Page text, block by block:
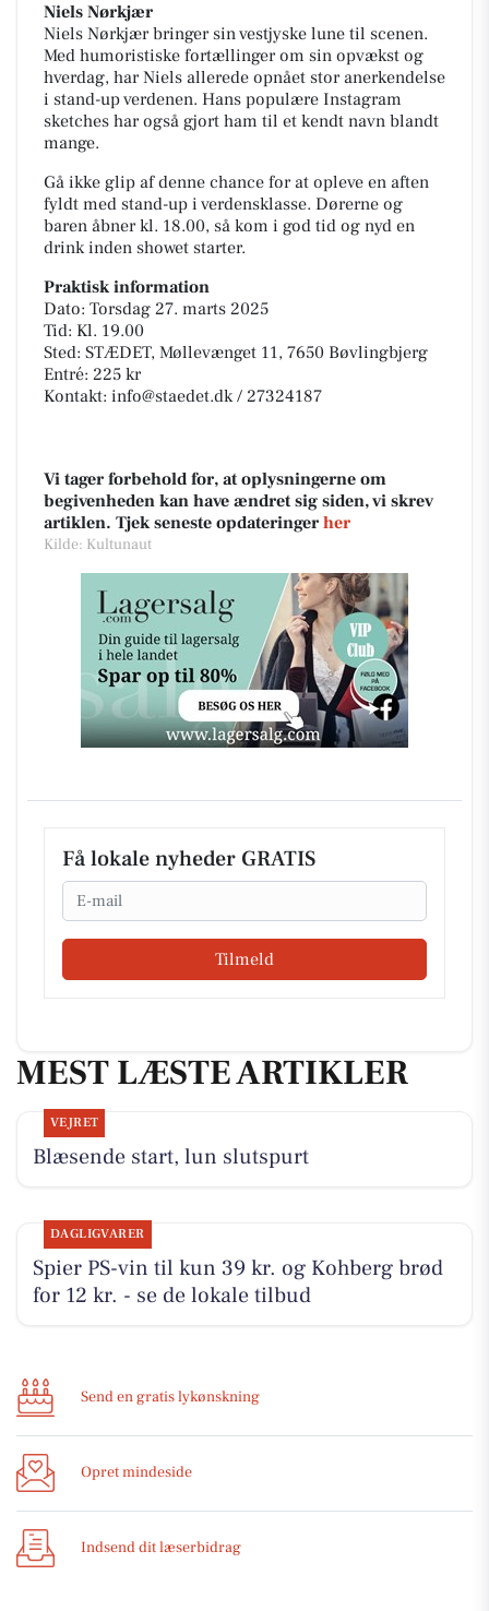
Niels Nørkjær
Niels Nørkjær bringer sin vestjyske lune til scenen.
Med humoristiske fortællinger om sin opvækst og
hverdag, har Niels allerede opnået stor anerkendelse
i stand-up verdenen. Hans populære Instagram
sketches har også gjort ham til et kendt navn blandt
mange.
Gå ikke glip af denne chance for at opleve en aften
fyldt med stand-up i verdensklasse. Dørerne og
baren åbner kl. 18.00, så kom i god tid og nyd en
drink inden showet starter.
Praktisk information
Dato: Torsdag 27. marts 2025
Tid: Kl. 19.00
Sted: STÆDET, Møllevænget 11, 7650 Bøvlingbjerg
Entré: 225 kr
Kontakt: info@staedet.dk / 27324187
Vi tager forbehold for, at oplysningerne om
begivenheden kan have ændret sig siden, vi skrev
artiklen. Tjek seneste opdateringer her
Kilde: Kultunaut
Få lokale nyheder GRATIS
Email
Tilmeld
MEST LÆSTE ARTIKLER
VEJRET
Blæsende start, lun slutspurt
DAGLIGVARER
Spier PS-vin til kun 39 kr. og Kohberg brød
for 12 kr. - se de lokale tilbud
Send en gratis lykønskning
Opret mindeside
Indsend dit læserbidrag